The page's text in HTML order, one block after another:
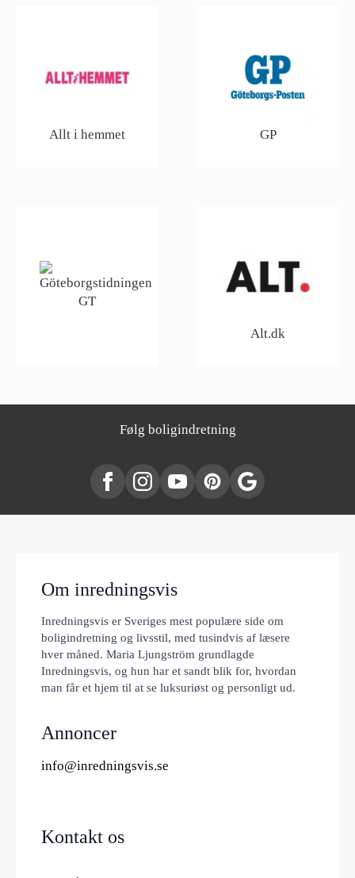
Allt i hemmet GP
GT
Alt.dk
Følg boligindretning
Om inredningsvis
Inredningsvis er Sveriges mest populære side om
boligindretning og livsstil, med tusindvis af læsere
hver måned. Maria Ljungström grundlagde
Inredningsvis, og hun har et sandt blik for, hvordan
man får et hjem til at se luksuriøst og personligt ud.
Annoncer
info@inredningsvis.se
Kontakt os